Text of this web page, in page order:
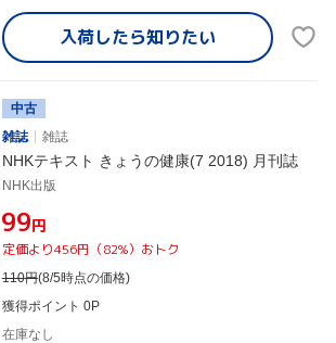
入荷したら知りたい
中古
雑誌
雑誌
NHKテキスト きょうの健康(7 2018) 月刊誌
NHK出版
¥99円
定価より456円（82%）おトク
110円(8/5時点の価格)
獲得ポイント 0P
在庫なし